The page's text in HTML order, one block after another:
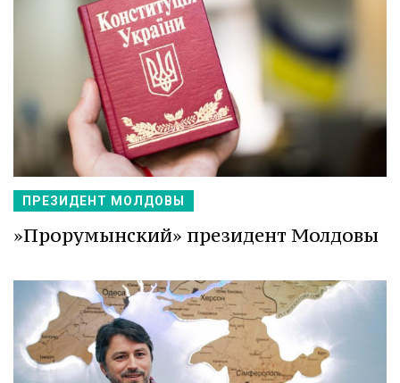
ПРЕЗИДЕНТ МОЛДОВЫ
»Прорумынский» президент Молдовы